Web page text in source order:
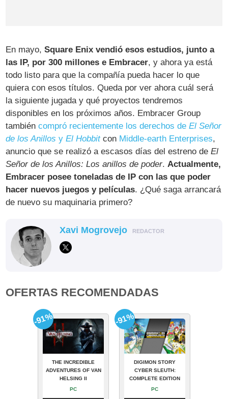
En mayo,Square Enix vendió esos estudios, junto a
las IP, por 300 millones e Embracer, y ahora ya está
todo listo para que la compañía pueda hacer lo que
quiera con esos títulos. Queda por ver ahora cuál será
la siguiente jugada y qué proyectos tendremos
disponibles en los próximos años. Embracer Group
tambiéncompró recientemente los derechos deEl Señor
de los Anillos yEl Hobbitcon Middle-earth Enterprises,
anuncio que se realizó a escasos días del estreno deEl
Señor de los Anillos: Los anillos de poder.Actualmente,
Embracer posee toneladas de IP con las que poder
hacer nuevos juegos y películas. ¿Qué saga arrancará
de nuevo su maquinaria primero?
Xavi Mogrovejo REDACTOR
OFERTAS RECOMENDADAS
THE INCREDIBLE
ADVENTURES OF VAN
HELSING II
PC
-91%
DIGIMON STORY
CYBER SLEUTH:
COMPLETE EDITION
PC
-91%